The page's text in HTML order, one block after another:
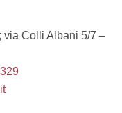
via Colli Albani 5/7 –